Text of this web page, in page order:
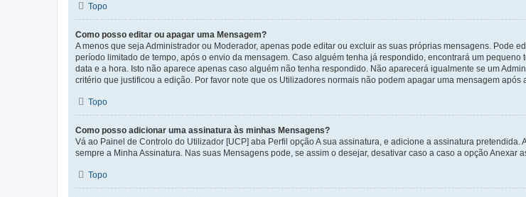
Topo
Como posso editar ou apagar uma Mensagem?
A menos que seja Administrador ou Moderador, apenas pode editar ou excluir as suas próprias mensagens. Pode
período limitado de tempo, após o envio da mensagem. Caso alguém tenha já respondido, encontrará um
data e a hora. Isto não aparece apenas caso alguém não tenha respondido. Não aparecerá igualmente se um
critério que justificou a edição. Por favor note que os Utilizadores normais não podem apagar uma mensagem após
Topo
Como posso adicionar uma assinatura às minhas Mensagens?
Vá ao Painel de Controlo do Utilizador [UCP] aba Perfil opção A sua assinatura, e adicione a assinatura
sempre a Minha Assinatura. Nas suas Mensagens pode, se assim o desejar, desativar caso a caso a opção Anexar
Topo